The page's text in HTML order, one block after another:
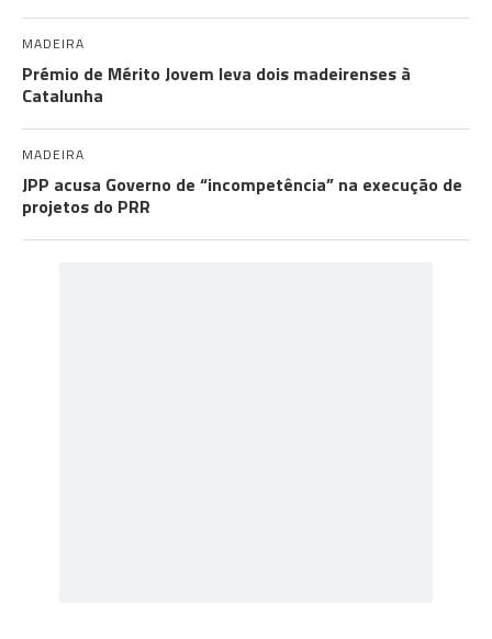
MADEIRA
Prémio de Mérito Jovem leva dois madeirenses à
Catalunha
MADEIRA
JPP acusa Governo de “incompetência” na execução de
projetos do PRR